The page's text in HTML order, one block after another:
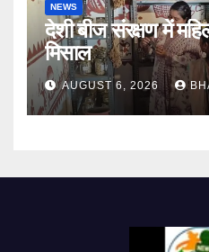
NEWS
देशी बीज संरक्षण में
मिसाल
AUGUST 6, 2026